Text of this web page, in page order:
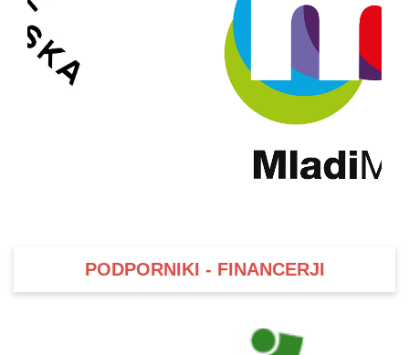
PODPORNIKI - FINANCERJI